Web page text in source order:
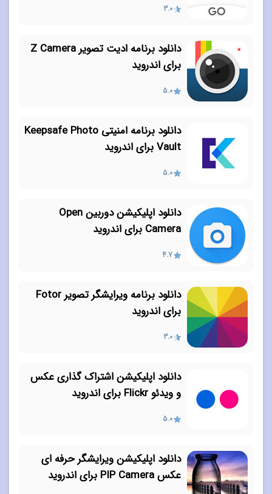
3.0
دانلود برنامه ادیت تصویر Z Camera
برای اندروید
5.0
دانلود برنامه امنیتی Keepsafe Photo
Vault برای اندروید
5.0
دانلود اپلیکیشن دوربین Open
Camera برای اندروید
4.7
دانلود برنامه ویرایشگر تصویر Fotor
برای اندروید
3.0
دانلود اپلیکیشن اشتراک گذاری عکس
و ویدئو Flickr برای اندروید
5.0
دانلود اپلیکیشن ویرایشگر حرفه ای
عکس PIP Camera برای اندروید